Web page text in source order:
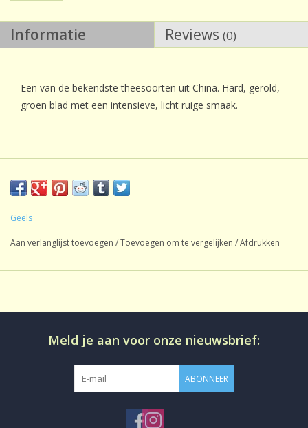
Informatie Reviews (0)
Een van de bekendste theesoorten uit China. Hard, gerold,
groen blad met een intensieve, licht ruige smaak.
Geels
Aan verlanglijst toevoegen /Toevoegen om te vergelijken /Afdrukken
Meld je aan voor onze nieuwsbrief:
ABONNEER